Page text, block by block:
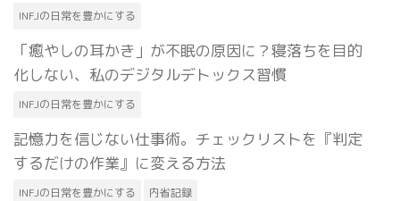
INFJの日常を豊かにする
「癒やしの耳かき」が不眠の原因に？寝落ちを目的
化しない、私のデジタルデトックス習慣
INFJの日常を豊かにする
記憶力を信じない仕事術。チェックリストを『判定
するだけの作業』に変える方法
INFJの日常を豊かにする 内省記録